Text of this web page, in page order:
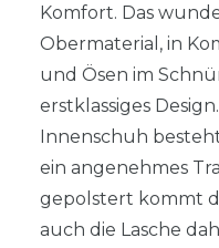
Komfort. Das
Obermaterial, in
und Ösen im
erstklassiges
Innenschuh
ein angenehmes
gepolstert kommt
auch die Lasche